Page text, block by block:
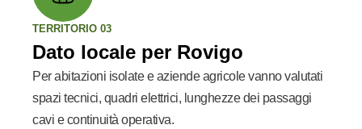
TERRITORIO 03
Dato locale per Rovigo
Per abitazioni isolate e aziende agricole vanno valutati
spazi tecnici, quadri elettrici, lunghezze dei passaggi
cavi e continuità operativa.